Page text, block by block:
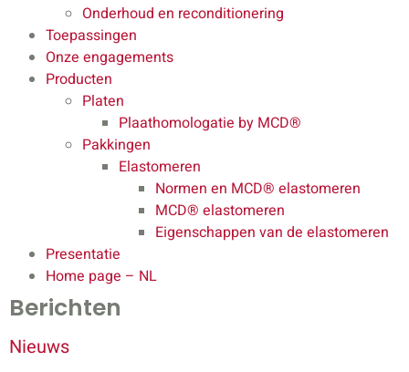
Onderhoud en reconditionering
Toepassingen
Onze engagements
Producten
Platen
Plaathomologatie by MCD®
Pakkingen
Elastomeren
Normen en MCD® elastomeren
MCD® elastomeren
Eigenschappen van de elastomeren
Presentatie
Home page – NL
Berichten
Nieuws